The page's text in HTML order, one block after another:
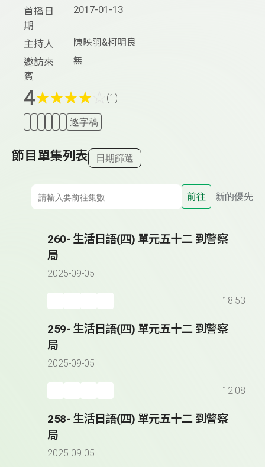
首播日
期
2017-01-13
主持人 陳映羽&柯明良
邀訪來
賓
無
4★★★★ (1)
逐字稿
節目單集列表 日期篩選
前往 新的優先
260- 生活日語(四) 單元五十二 到警察
局
2025-09-05
18:53
259- 生活日語(四) 單元五十二 到警察
局
2025-09-05
12:08
258- 生活日語(四) 單元五十二 到警察
局
2025-09-05